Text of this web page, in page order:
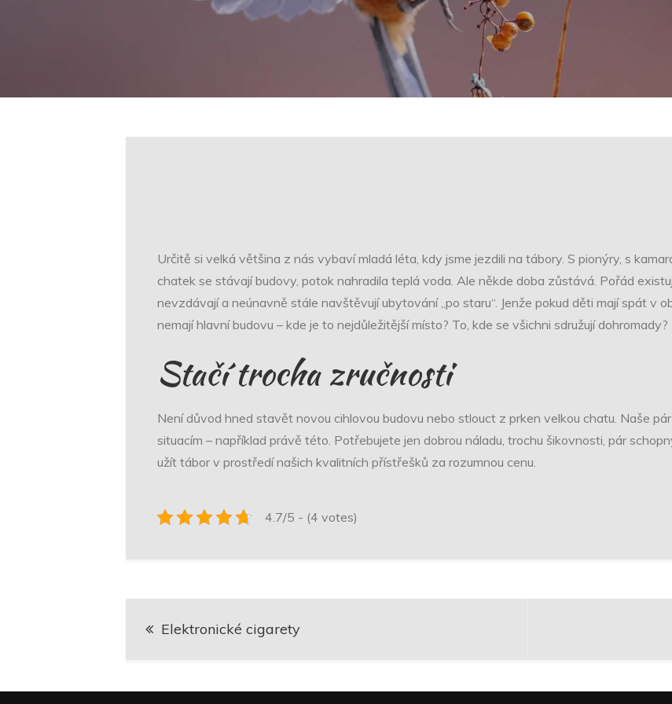
Určitě si velká většina z nás vybaví mladá léta, kdy jsme jezdili na tábory. S pionýry, s
chatek se stávají budovy, potok nahradila teplá voda. Ale někde doba zůstává. Pořád
nevzdávají a neúnavně stále navštěvují ubytování „po staru“. Jenže pokud děti mají spát v
nemají hlavní budovu – kde je to nejdůležitější místo? To, kde se všichni sdružují dohromady?
Stačí trocha zručnosti
Není důvod hned stavět novou cihlovou budovu nebo stlouct z prken velkou chatu. Naše
situacím – například právě této. Potřebujete jen dobrou náladu, trochu šikovnosti, pár
užít tábor v prostředí našich kvalitních přístřešků za rozumnou cenu.
4.7/5 - (4 votes)
Navigace
pro
Elektronické cigarety